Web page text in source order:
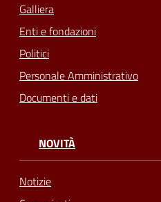
Galliera
Enti e fondazioni
Politici
Personale Amministrativo
Documenti e dati
NOVITÀ
Notizie